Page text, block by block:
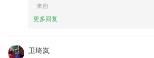
6,高效的办事平台，相关的办事信息直接在线上就
1.提供国家211/985院校高升专、专升本在职学历学
来自
更多回复
卫琦岚